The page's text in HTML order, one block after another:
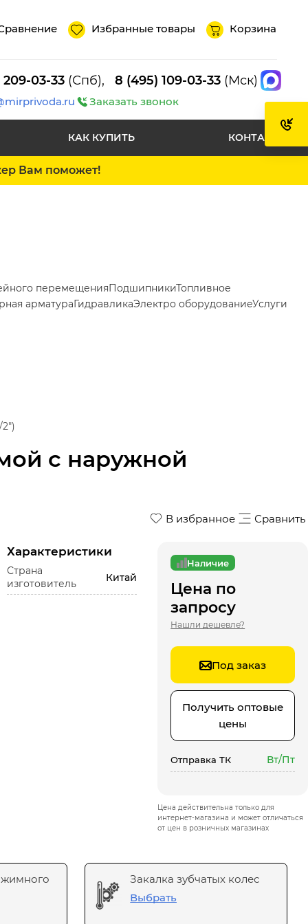
Избранные товары Корзина
209-03-33 (Спб), 8 (495) 109-03-33 (Мск)
Заказать звонок
КАК КУПИТЬ КОНТАКТЫ
Вам поможет!
с наружной
перемещенияПодшипникиТопливное
арматураГидравликаЭлектро оборудованиеУслуги
В избранное Сравнить
Характеристики
Страна
изготовитель
Китай
Наличие
Цена по
запросу
Нашли дешевле?
Под заказ
Получить оптовые
цены
Отправка ТК Вт/Пт
Цена действительна только для
интернет-магазина и может отличаться
от цен в розничных магазинах
Закалка зубчатых колес
Выбрать